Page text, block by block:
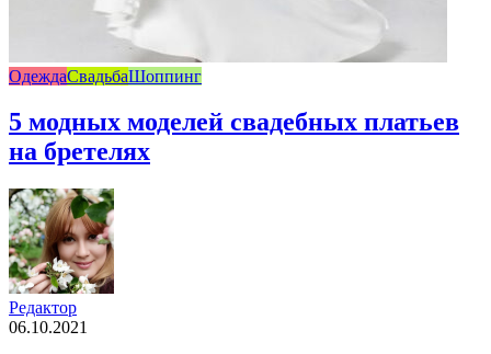
ОдеждаСвадьбаШоппинг
5 модных моделей свадебных платьев
на бретелях
Редактор
06.10.2021